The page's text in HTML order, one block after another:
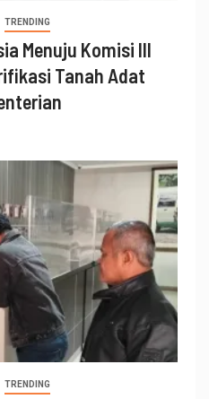
TRENDING
Menuju Komisi III
Tanah Adat
TRENDING